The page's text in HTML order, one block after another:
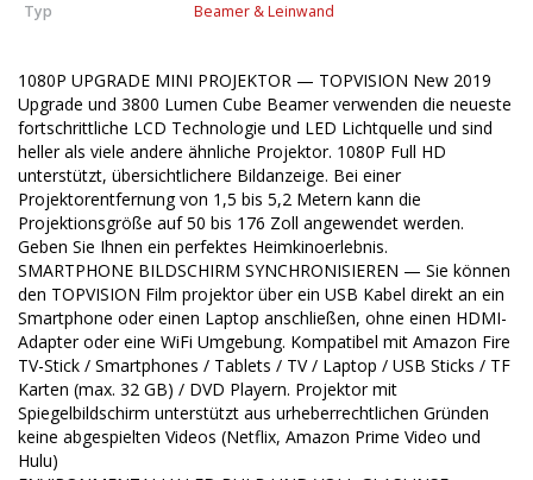
Typ
Beamer & Leinwand
1080P UPGRADE MINI PROJEKTOR — TOPVISION New 2019
Upgrade und 3800 Lumen Cube Beamer verwenden die neueste
fortschrittliche LCD Technologie und LED Lichtquelle und sind
heller als viele andere ähnliche Projektor. 1080P Full HD
unterstützt, übersichtlichere Bildanzeige. Bei einer
Projektorentfernung von 1,5 bis 5,2 Metern kann die
Projektionsgröße auf 50 bis 176 Zoll angewendet werden.
Geben Sie Ihnen ein perfektes Heimkinoerlebnis.
SMARTPHONE BILDSCHIRM SYNCHRONISIEREN — Sie können
den TOPVISION Film projektor über ein USB Kabel direkt an ein
Smartphone oder einen Laptop anschließen, ohne einen HDMI-
Adapter oder eine WiFi Umgebung. Kompatibel mit Amazon Fire
TV-Stick / Smartphones / Tablets / TV / Laptop / USB Sticks / TF
Karten (max. 32 GB) / DVD Playern. Projektor mit
Spiegelbildschirm unterstützt aus urheberrechtlichen Gründen
keine abgespielten Videos (Netflix, Amazon Prime Video und
Hulu)